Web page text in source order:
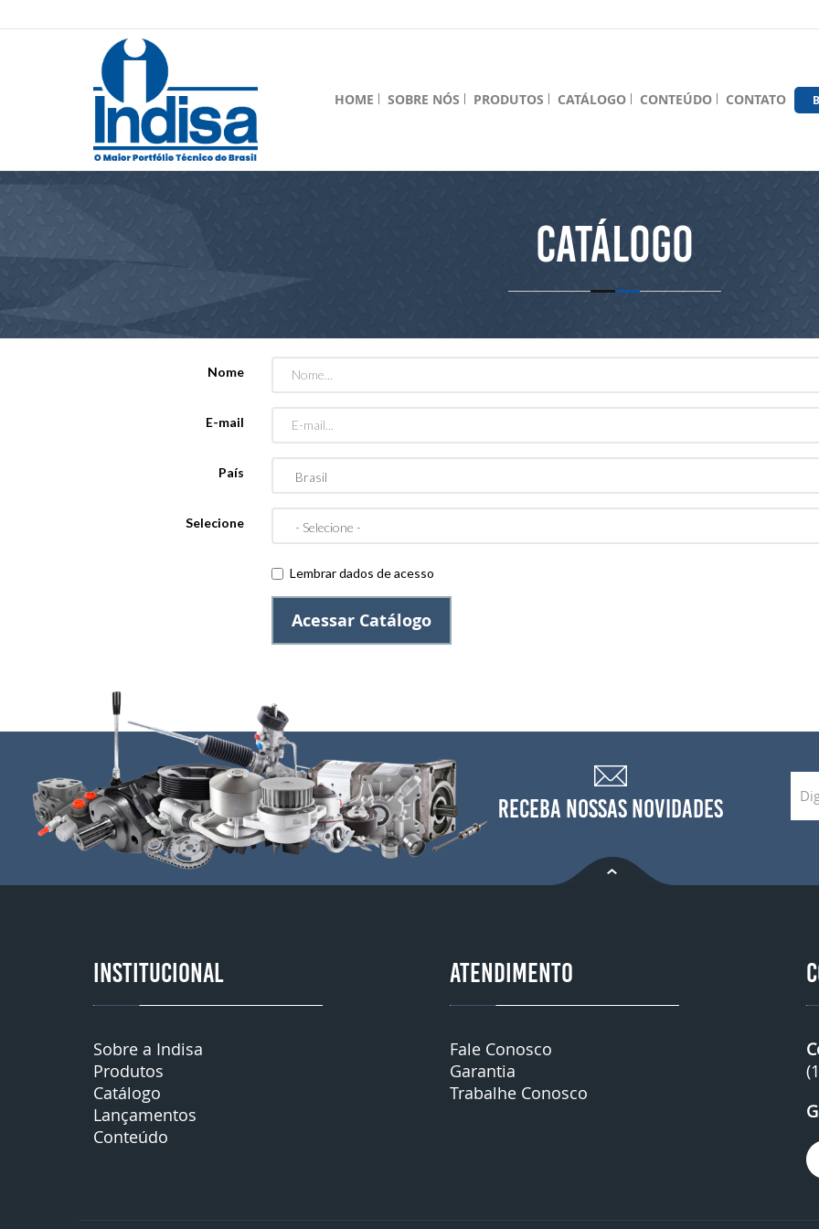
HOME SOBRE NÓS PRODUTOS CATÁLOGO CONTEÚDO CONTATO
Catálogo
Nome
E-mail
País
Selecione
Lembrar dados de acesso
Acessar Catálogo
RECEBA NOSSAS NOVIDADES
INSTITUCIONAL
Sobre a Indisa
Produtos
Catálogo
Lançamentos
Conteúdo
ATENDIMENTO
Fale Conosco
Garantia
Trabalhe Conosco